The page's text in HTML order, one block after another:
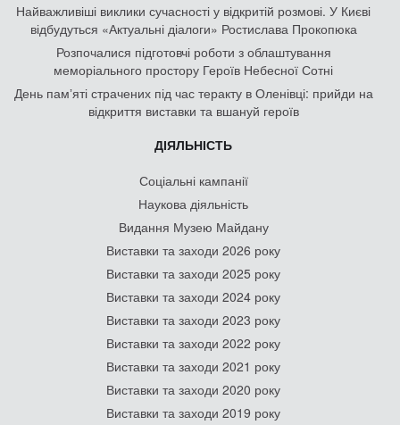
Найважливіші виклики сучасності у відкритій розмові. У Києві
відбудуться «Актуальні діалоги» Ростислава Прокопюка
Розпочалися підготовчі роботи з облаштування
меморіального простору Героїв Небесної Сотні
День памʼяті страчених під час теракту в Оленівці: прийди на
відкриття виставки та вшануй героїв
ДІЯЛЬНІСТЬ
Соціальні кампанії
Наукова діяльність
Видання Музею Майдану
Виставки та заходи 2026 року
Виставки та заходи 2025 року
Виставки та заходи 2024 року
Виставки та заходи 2023 року
Виставки та заходи 2022 року
Виставки та заходи 2021 року
Виставки та заходи 2020 року
Виставки та заходи 2019 року